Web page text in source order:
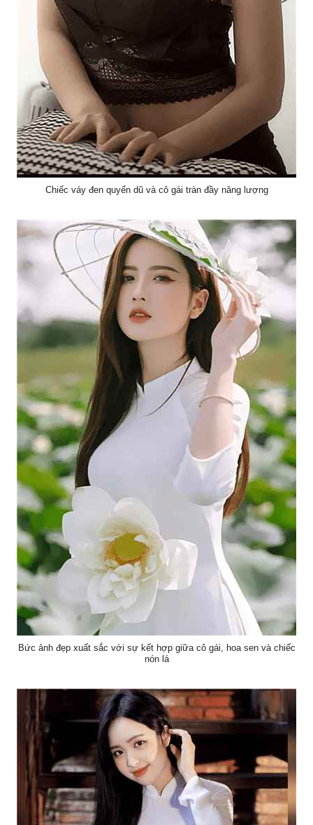
Chiếc váy đen quyến dũ và cô gái tràn đầy năng lượng
Bức ảnh đẹp xuất sắc với sự kết hợp giữa cô gái, hoa sen và chiếc
nón lá